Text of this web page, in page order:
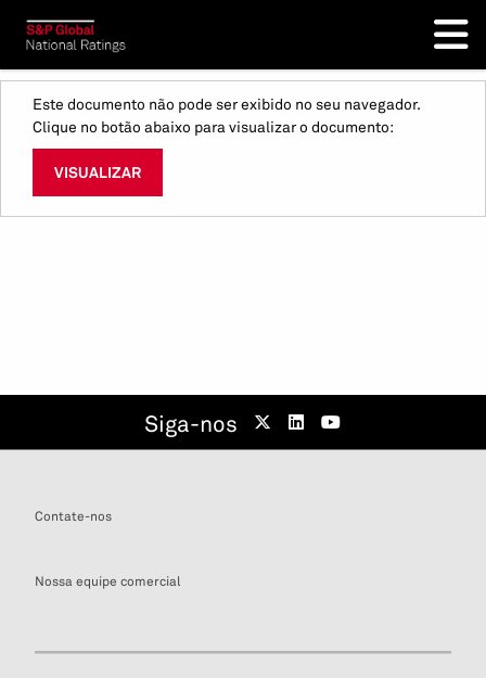
Este documento não pode ser exibido no seu navegador.
Clique no botão abaixo para visualizar o documento:
VISUALIZAR
Siga-nos
Contate-nos
Nossa equipe comercial